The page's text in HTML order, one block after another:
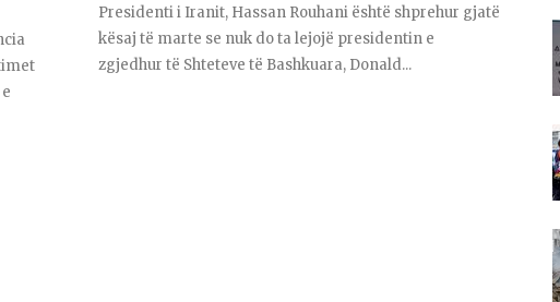
Presidenti i Iranit, Hassan Rouhani është shprehur gjatë
kësaj të marte se nuk do ta lejojë presidentin e
zgjedhur të Shteteve të Bashkuara, Donald...